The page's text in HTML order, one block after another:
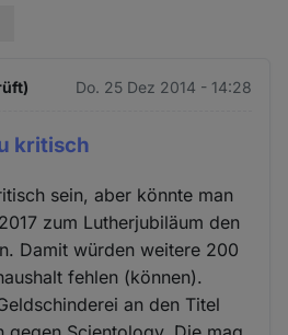
Do. 25 Dez 2014 - 14:28
kritisch
sein, aber könnte man
zum Lutherjubiläum den
Damit würden weitere 200
fehlen (können).
an den Titel